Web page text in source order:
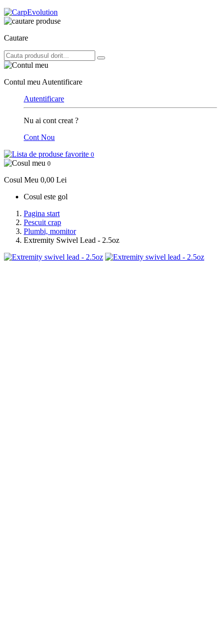
Cautare
Contul meu Autentificare
Autentificare
Nu ai cont creat ?
Cont Nou
0
0
Cosul Meu 0,00 Lei
Cosul este gol
Pagina start
Pescuit crap
Plumbi, momitor
Extremity Swivel Lead - 2.5oz